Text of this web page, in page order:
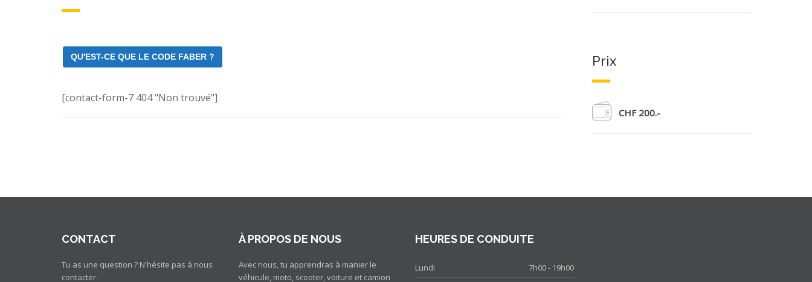
QU'EST-CE QUE LE CODE FABER ?
[contact-form-7 404 "Non trouvé"]
Prix
CHF 200.-
CONTACT
Tu as une question ? N'hésite pas à nous
contacter.
À PROPOS DE NOUS
Avec nous, tu apprendras à manier le
véhicule, moto, scooter, voiture et camion
HEURES DE CONDUITE
Lundi
7h00 - 19h00